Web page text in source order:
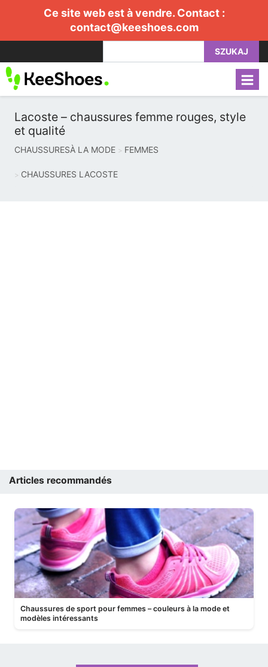
Ce site web est à vendre. Contact :
contact@keeshoes.com
SZUKAJ
Lacoste – chaussures femme rouges, style
et qualité
CHAUSSURESÀ LA MODE FEMMES
CHAUSSURES LACOSTE
Articles recommandés
Chaussures de sport pour femmes – couleurs à la mode et
modèles intéressants